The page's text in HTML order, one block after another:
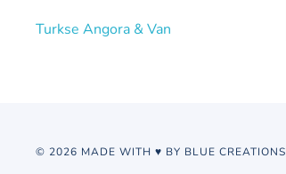
Turkse Angora & Van
© 2026 MADE WITH ♥ BY BLUE CREATIONS